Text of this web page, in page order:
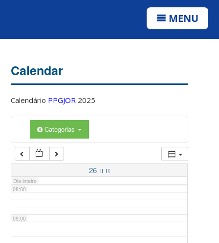
MENU
Calendar
Calendário PPGJOR 2025
Categorias
26TER
Dia inteiro
04:00
05:00
07:00
08:00
09:00